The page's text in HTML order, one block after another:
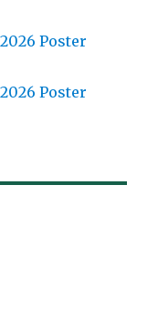
Poster
Poster